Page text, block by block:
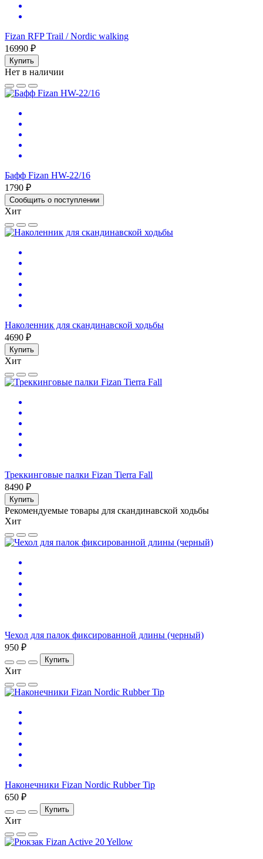
Fizan RFP Trail / Nordic walking
16990 ₽
Купить
Нет в наличии
Бафф Fizan HW-22/16
1790 ₽
Сообщить о поступлении
Хит
Наколенник для скандинавской ходьбы
4690 ₽
Купить
Хит
Треккинговые палки Fizan Tierra Fall
8490 ₽
Купить
Рекомендуемые товары для скандинавской ходьбы
Хит
Чехол для палок фиксированной длины (черный)
950 ₽
Купить
Хит
Наконечники Fizan Nordic Rubber Tip
650 ₽
Купить
Хит